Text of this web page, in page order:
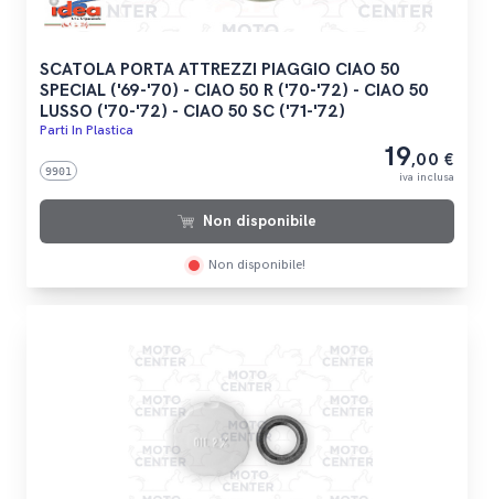
SCATOLA PORTA ATTREZZI PIAGGIO CIAO 50
SPECIAL ('69-'70) - CIAO 50 R ('70-'72) - CIAO 50
LUSSO ('70-'72) - CIAO 50 SC ('71-'72)
Parti In Plastica
9901 19,00 €
iva inclusa
Non disponibile
Non disponibile!